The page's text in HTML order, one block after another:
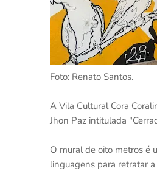
Foto: Renato Santos.
A Vila Cultural Cora
Jhon Paz intitulada
O mural de oito metros é
linguagens para retratar